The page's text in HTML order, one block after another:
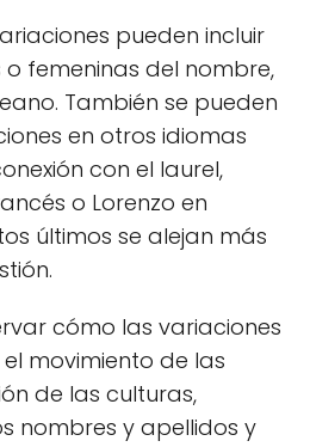
pueden incluir
femeninas del nombre,
También se pueden
en otros idiomas
con el laurel,
o Lorenzo en
últimos se alejan más
cómo las variaciones
movimiento de las
de las culturas,
nombres y apellidos y